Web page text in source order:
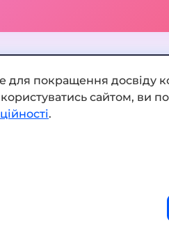
Додати обмінник
Політика
для покращення досвіду
сайтом, ви
.